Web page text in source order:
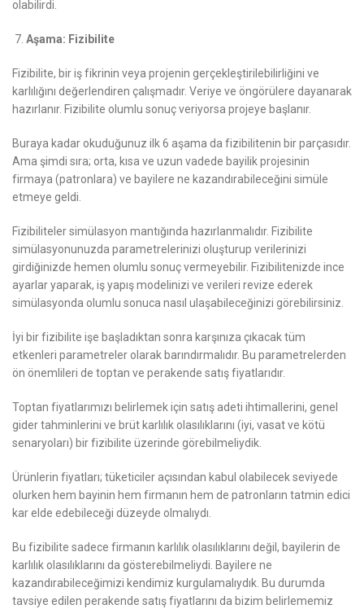
olabilirdi.
Aşama: Fizibilite
Fizibilite, bir iş fikrinin veya projenin gerçekleştirilebilirliğini ve
karlılığını değerlendiren çalışmadır. Veriye ve öngörülere dayanarak
hazırlanır. Fizibilite olumlu sonuç veriyorsa projeye başlanır.
Buraya kadar okuduğunuz ilk 6 aşama da fizibilitenin bir parçasıdır.
Ama şimdi sıra; orta, kısa ve uzun vadede bayilik projesinin
firmaya (patronlara) ve bayilere ne kazandırabileceğini simüle
etmeye geldi.
Fizibiliteler simülasyon mantığında hazırlanmalıdır. Fizibilite
simülasyonunuzda parametrelerinizi oluşturup verilerinizi
girdiğinizde hemen olumlu sonuç vermeyebilir. Fizibilitenizde ince
ayarlar yaparak, iş yapış modelinizi ve verileri revize ederek
simülasyonda olumlu sonuca nasıl ulaşabileceğinizi görebilirsiniz.
İyi bir fizibilite işe başladıktan sonra karşınıza çıkacak tüm
etkenleri parametreler olarak barındırmalıdır. Bu parametrelerden
ön önemlileri de toptan ve perakende satış fiyatlarıdır.
Toptan fiyatlarımızı belirlemek için satış adeti ihtimallerini, genel
gider tahminlerini ve brüt karlılık olasılıklarını (iyi, vasat ve kötü
senaryoları) bir fizibilite üzerinde görebilmeliydik.
Ürünlerin fiyatları; tüketiciler açısından kabul olabilecek seviyede
olurken hem bayinin hem firmanın hem de patronların tatmin edici
kar elde edebileceği düzeyde olmalıydı.
Bu fizibilite sadece firmanın karlılık olasılıklarını değil, bayilerin de
karlılık olasılıklarını da gösterebilmeliydi. Bayilere ne
kazandırabileceğimizi kendimiz kurgulamalıydık. Bu durumda
tavsiye edilen perakende satış fiyatlarını da bizim belirlememiz